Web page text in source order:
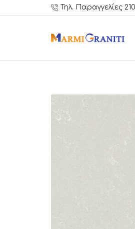
Τηλ. Παραγγελίες